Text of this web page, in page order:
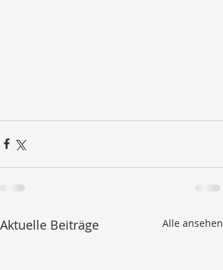
Aktuelle Beiträge Alle ansehen